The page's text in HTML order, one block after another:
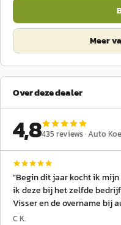
Meer
Over deze dealer
4,8435 reviews ·Auto
“Begin dit jaar kocht ik mijn
ik deze bij het zelfde
Visser en de overname bij
zeer tevreden klant. Eerst
C K.